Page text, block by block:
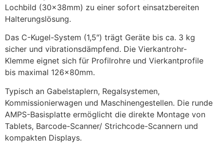
Lochbild (30x38mm) zu einer sofort einsatzbereiten
Halterungslösung.
Das C-Kugel-System (1,5″) trägt Geräte bis ca. 3 kg
sicher und vibrationsdämpfend. Die Vierkantrohr-
Klemme eignet sich für Profilrohre und Vierkantprofile
bis maximal 126x80mm.
Typisch an Gabelstaplern, Regalsystemen,
Kommissionierwagen und Maschinengestellen. Die runde
AMPS-Basisplatte ermöglicht die direkte Montage von
Tablets, Barcode-Scanner/ Strichcode-Scannern und
kompakten Displays.